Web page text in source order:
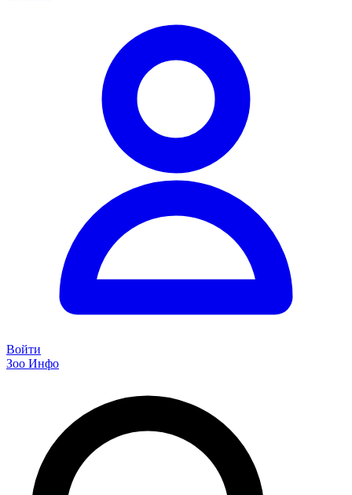
Войти
Зоо Инфо